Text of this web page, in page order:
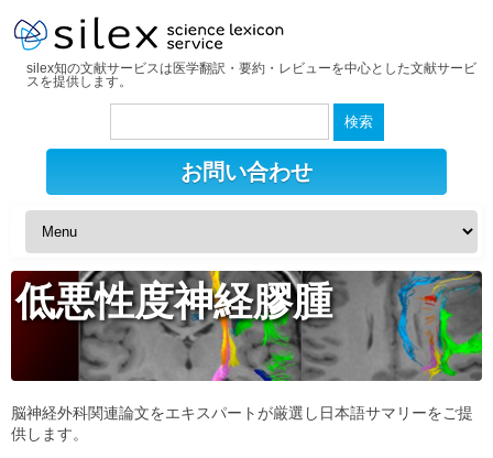
silex知の文献サービスは医学翻訳・要約・レビューを中心とした文献サービ
スを提供します。
検
お問い合わせ
低悪性度神経膠腫
脳神経外科関連論文をエキスパートが厳選し日本語サマリーをご提
供します。